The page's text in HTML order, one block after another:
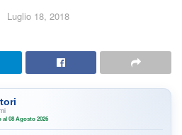
Luglio 18, 2018
08 Agosto 2026